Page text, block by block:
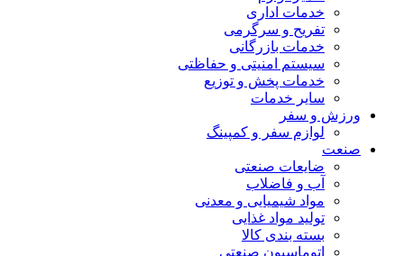
خدمات اداری
تفریح و سرگرمی
خدمات بازرگانی
سیستم امنیتی و حفاظتی
خدمات پخش و توزیع
سایر خدمات
ورزش و سفر
لوازم سفر و کمپینگ
صنعت
ضایعات صنعتی
آب و فاضلاب
مواد شیمیایی و معدنی
تولید مواد غذایی
بسته بندی کالا
اتوماسیون صنعتی